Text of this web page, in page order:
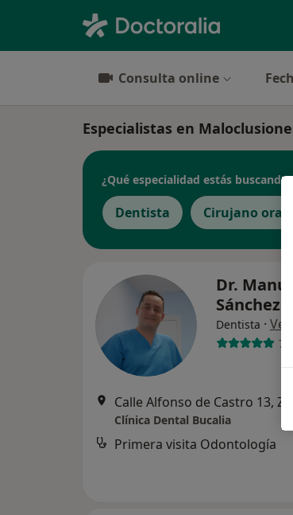
Consulta online
Especialistas en
¿Qué especialidad estás buscando?
Dentista Cirujano oral
Dr.
Sánchez
Dentista ·
Calle Alfonso de Castro 13,
Clínica Dental Bucalia
Primera visita Odontología